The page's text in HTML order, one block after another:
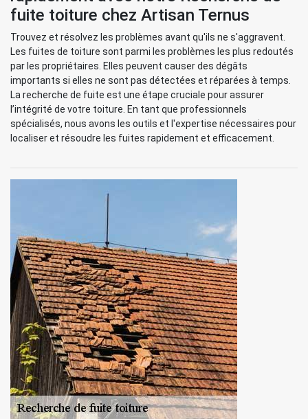
fuite toiture chez Artisan Ternus
Trouvez et résolvez les problèmes avant qu'ils ne s'aggravent.
Les fuites de toiture sont parmi les problèmes les plus redoutés
par les propriétaires. Elles peuvent causer des dégâts
importants si elles ne sont pas détectées et réparées à temps.
La recherche de fuite est une étape cruciale pour assurer
l’intégrité de votre toiture. En tant que professionnels
spécialisés, nous avons les outils et l'expertise nécessaires pour
localiser et résoudre les fuites rapidement et efficacement.